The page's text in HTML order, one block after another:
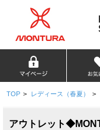
TOP > レディース（春夏） >
アウトレット